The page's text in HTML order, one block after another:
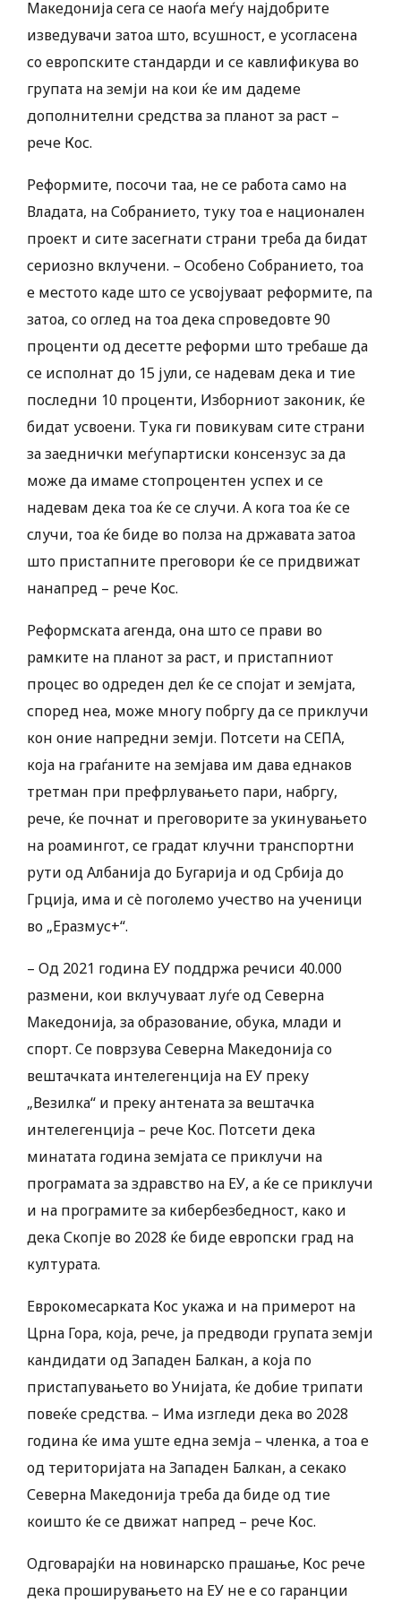
Македонија сега се наоѓа меѓу најдобрите
изведувачи затоа што, всушност, е усогласена
со европските стандарди и се кавлификува во
групата на земји на кои ќе им дадеме
дополнителни средства за планот за раст –
рече Кос.
Реформите, посочи таа, не се работа само на
Владата, на Собранието, туку тоа е национален
проект и сите засегнати страни треба да бидат
сериозно вклучени. – Особено Собранието, тоа
е местото каде што се усвојуваат реформите, па
затоа, со оглед на тоа дека спроведовте 90
проценти од десетте реформи што требаше да
се исполнат до 15 јули, се надевам дека и тие
последни 10 проценти, Изборниот законик, ќе
бидат усвоени. Тука ги повикувам сите страни
за заеднички меѓупартиски консензус за да
може да имаме стопроцентен успех и се
надевам дека тоа ќе се случи. А кога тоа ќе се
случи, тоа ќе биде во полза на државата затоа
што пристапните преговори ќе се придвижат
нанапред – рече Кос.
Реформската агенда, она што се прави во
рамките на планот за раст, и пристапниот
процес во одреден дел ќе се спојат и земјата,
според неа, може многу побргу да се приклучи
кон оние напредни земји. Потсети на СЕПА,
која на граѓаните на земјава им дава еднаков
третман при префрлувањето пари, набргу,
рече, ќе почнат и преговорите за укинувањето
на роамингот, се градат клучни транспортни
рути од Албанија до Бугарија и од Србија до
Грција, има и сè поголемо учество на ученици
во „Еразмус+“.
– Од 2021 година ЕУ поддржа речиси 40.000
размени, кои вклучуваат луѓе од Северна
Македонија, за образование, обука, млади и
спорт. Се поврзува Северна Македонија со
вештачката интелегенција на ЕУ преку
„Везилка“ и преку антената за вештачка
интелегенција – рече Кос. Потсети дека
минатата година земјата се приклучи на
програмата за здравство на ЕУ, а ќе се приклучи
и на програмите за кибербезбедност, како и
дека Скопје во 2028 ќе биде европски град на
културата.
Еврокомесарката Кос укажа и на примерот на
Црна Гора, која, рече, ја предводи групата земји
кандидати од Западен Балкан, а која по
пристапувањето во Унијата, ќе добие трипати
повеќе средства. – Има изгледи дека во 2028
година ќе има уште една земја – членка, а тоа е
од територијата на Западен Балкан, а секако
Северна Македонија треба да биде од тие
коишто ќе се движат напред – рече Кос.
Одговарајќи на новинарско прашање, Кос рече
дека проширувањето на ЕУ не е со гаранции